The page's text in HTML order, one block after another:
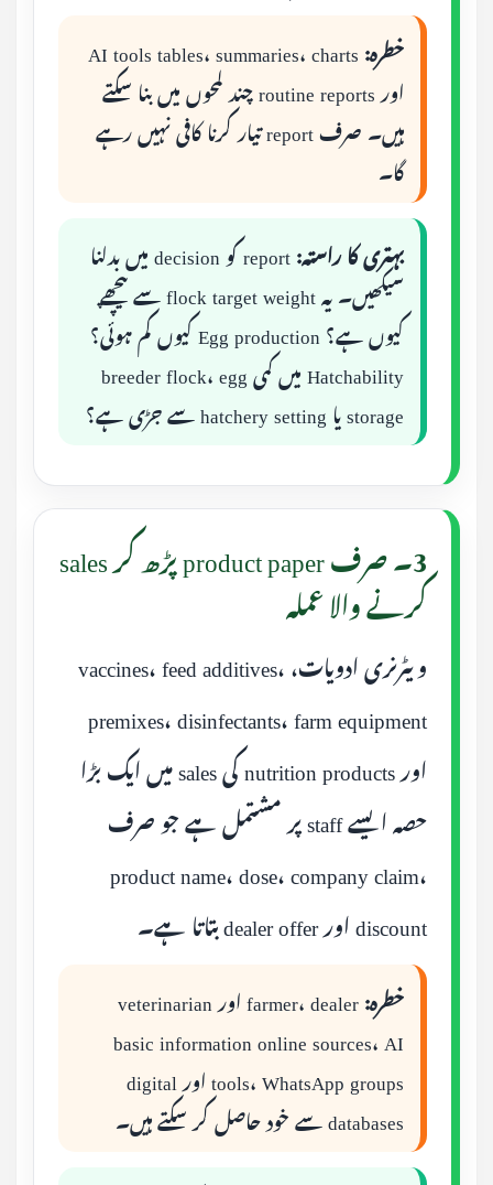
خطرہ:AI tools tables، summaries، charts
اور routine reports چند لمحوں میں بنا سکتے
ہیں۔ صرف report تیار کرنا کافی نہیں رہے
گا۔
بہتری کا راستہ:
report کو decision میں بدلنا
سیکھیں۔ یہ flock target weight سے پیچھے
کیوں ہے؟ Egg production کیوں کم ہوئی؟
Hatchability میں کمی breeder flock، egg
storage یا hatchery setting سے جڑی ہے؟
3۔ صرف product paper پڑھ کر sales
کرنے والا عملہ
ویٹرنری ادویات، vaccines، feed additives،
premixes، disinfectants، farm equipment
اور nutrition products کی sales میں ایک بڑا
حصہ ایسے staff پر مشتمل ہے جو صرف
product name، dose، company claim،
discount اور dealer offer بتاتا ہے۔
خطرہ:
farmer، dealer اور veterinarian
basic information online sources، AI
tools، WhatsApp groups اور digital
databases سے خود حاصل کر سکتے ہیں۔